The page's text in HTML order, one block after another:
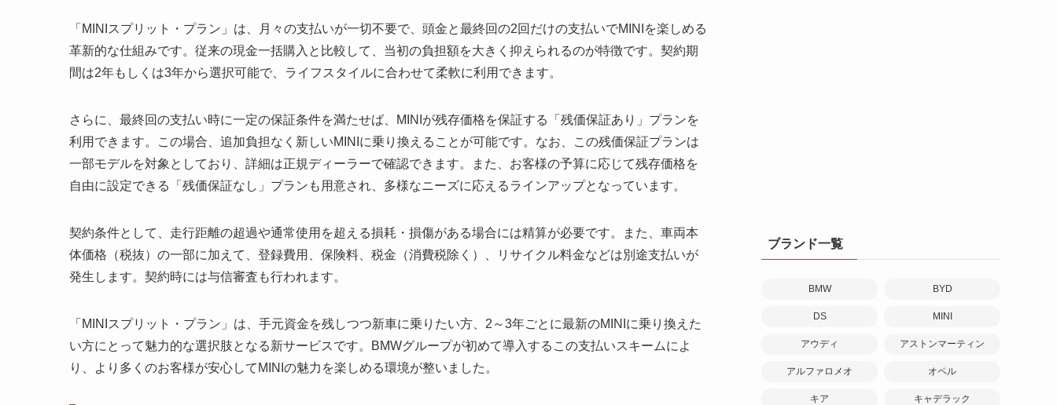
「MINIスプリット・プラン」は、月々の支払いが一切不要で、頭金と最終回の2回だけの支払いでMINIを楽しめる
革新的な仕組みです。従来の現金一括購入と比較して、当初の負担額を大きく抑えられるのが特徴です。契約期
間は2年もしくは3年から選択可能で、ライフスタイルに合わせて柔軟に利用できます。
さらに、最終回の支払い時に一定の保証条件を満たせば、MINIが残存価格を保証する「残価保証あり」プランを
利用できます。この場合、追加負担なく新しいMINIに乗り換えることが可能です。なお、この残価保証プランは
一部モデルを対象としており、詳細は正規ディーラーで確認できます。また、お客様の予算に応じて残存価格を
自由に設定できる「残価保証なし」プランも用意され、多様なニーズに応えるラインアップとなっています。
契約条件として、走行距離の超過や通常使用を超える損耗・損傷がある場合には精算が必要です。また、車両本
体価格（税抜）の一部に加えて、登録費用、保険料、税金（消費税除く）、リサイクル料金などは別途支払いが
発生します。契約時には与信審査も行われます。
「MINIスプリット・プラン」は、手元資金を残しつつ新車に乗りたい方、2～3年ごとに最新のMINIに乗り換えた
い方にとって魅力的な選択肢となる新サービスです。BMWグループが初めて導入するこの支払いスキームによ
り、より多くのお客様が安心してMINIの魅力を楽しめる環境が整いました。
ブランド一覧
BMW BYD
DS MINI
アウディ アストンマーティン
アルファロメオ オペル
キア キャデラック